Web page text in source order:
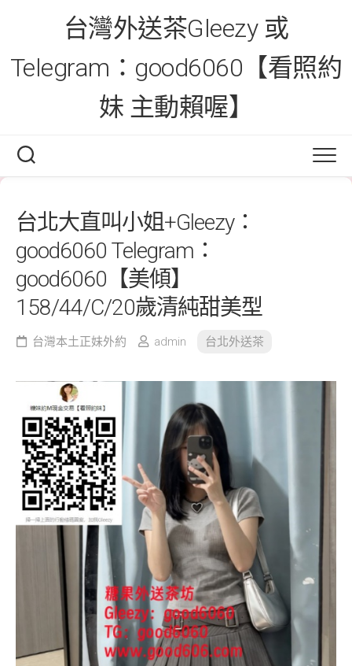
台灣外送茶Gleezy 或
Telegram：good6060【看照約
妹 主動賴喔】
台北大直叫小姐+Gleezy：
good6060 Telegram：
good6060【美傾】
158/44/C/20歲清純甜美型
台灣本土正妹外約 admin 台北外送茶